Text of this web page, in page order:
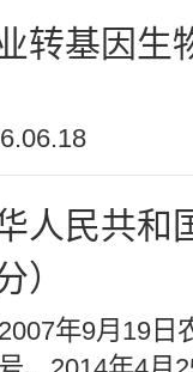
转基因生
人民共和
）
年9月19日